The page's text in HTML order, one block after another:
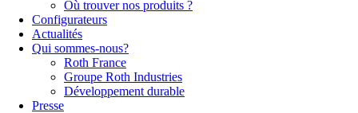
Où trouver nos produits ?
Configurateurs
Actualités
Qui sommes-nous?
Roth France
Groupe Roth Industries
Développement durable
Presse